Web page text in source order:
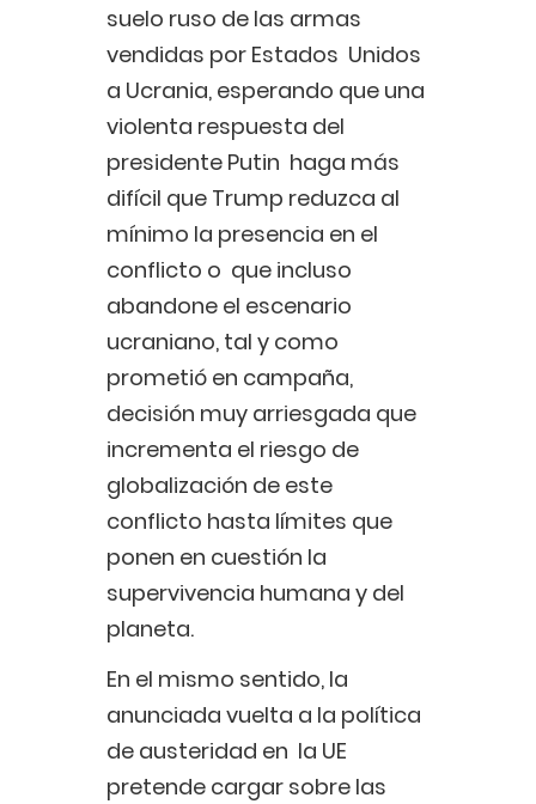
suelo ruso de las armas
vendidas por Estados Unidos
a Ucrania, esperando que una
violenta respuesta del
presidente Putin haga más
difícil que Trump reduzca al
mínimo la presencia en el
conflicto o que incluso
abandone el escenario
ucraniano, tal y como
prometió en campaña,
decisión muy arriesgada que
incrementa el riesgo de
globalización de este
conflicto hasta límites que
ponen en cuestión la
supervivencia humana y del
planeta.
En el mismo sentido, la
anunciada vuelta a la política
de austeridad en la UE
pretende cargar sobre las